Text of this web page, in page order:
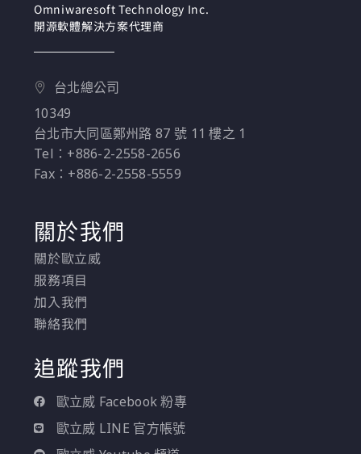
Omniwaresoft Technology Inc.
開源軟體解決方案代理商
台北總公司
10349
台北市大同區鄭州路 87 號 11 樓之 1
Tel：+886-2-2558-2656
Fax：+886-2-2558-5559
關於我們
關於歐立威
服務項目
加入我們
聯絡我們
追蹤我們
歐立威 Facebook 粉專
歐立威 LINE 官方帳號